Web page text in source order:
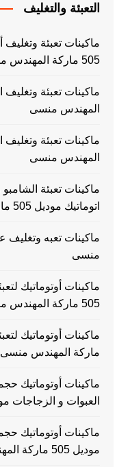
التعبئة والتغليف
ماكينات تعبئة
505 ماركة المهندس منسى
المهندس منسى
المهندس منسى
ماكينات تعبئة
اتوماتيك موديل 505 ماركة المهندس منسى
منسى
ماكينات أوتوماتيك
505 ماركة المهندس منسى
ماركة المهندس منسى
ماكينات أوتوماتيك
العبوات و الزجاجات موديل 505 ماركة
ماكينات أوتوماتيك
موديل 505 ماركة المهندس منسى